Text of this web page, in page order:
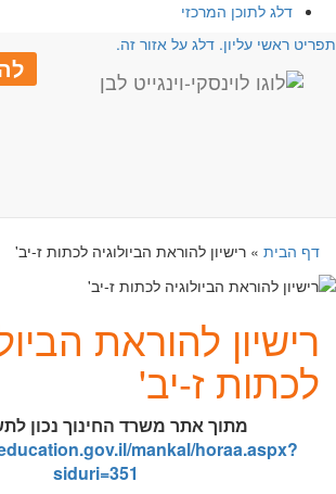
דלג לתוכן המרכזי
ראשי עליון. דלג על אזור זה.
דף הבית» רישיון להוראת הביולוגיה לכתות ז-יב'
רישיון להוראת
לכתות ז-יב'
מתוך אתר משרד החינוך נכון
mankal/horaa.aspx?
siduri=351